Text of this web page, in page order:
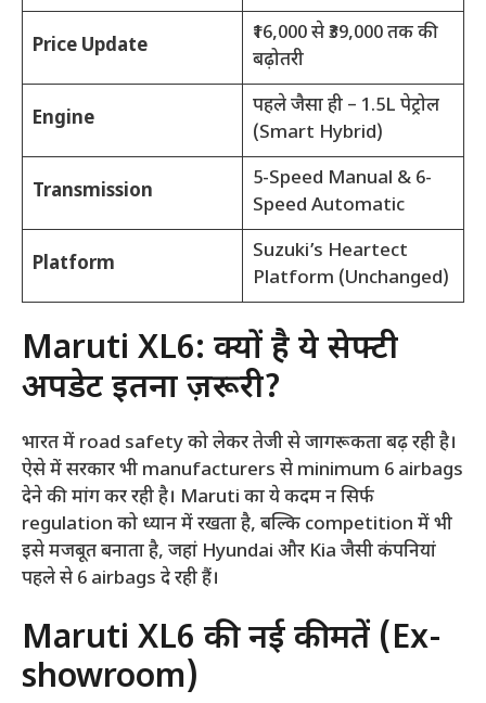
Price Update
₹16,000 से ₹39,000 तक की
बढ़ोतरी
Engine
पहले जैसा ही – 1.5L पेट्रोल
(Smart Hybrid)
Transmission
5-Speed Manual & 6-
Speed Automatic
Platform
Suzuki’s Heartect
Platform (Unchanged)
Maruti XL6: क्यों है ये सेफ्टी
अपडेट इतना ज़रूरी?
भारत में road safety को लेकर तेजी से जागरूकता बढ़ रही है।
ऐसे में सरकार भी manufacturers से minimum 6 airbags
देने की मांग कर रही है। Maruti का ये कदम न सिर्फ
regulation को ध्यान में रखता है, बल्कि competition में भी
इसे मजबूत बनाता है, जहां Hyundai और Kia जैसी कंपनियां
पहले से 6 airbags दे रही हैं।
Maruti XL6 की नई कीमतें (Ex-
showroom)